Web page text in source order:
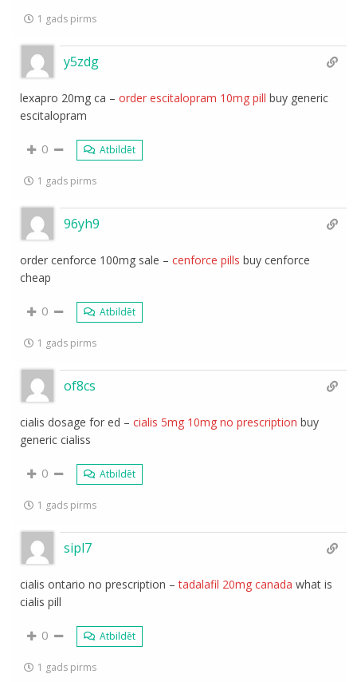
1 gads pirms
y5zdg
lexapro 20mg ca –order escitalopram 10mg pill buy generic
escitalopram
0 Atbildēt
1 gads pirms
96yh9
order cenforce 100mg sale –cenforce pills buy cenforce
cheap
0 Atbildēt
1 gads pirms
of8cs
cialis dosage for ed –cialis 5mg 10mg no prescription buy
generic cialiss
0 Atbildēt
1 gads pirms
sipl7
cialis ontario no prescription –tadalafil 20mg canada what is
cialis pill
0 Atbildēt
1 gads pirms